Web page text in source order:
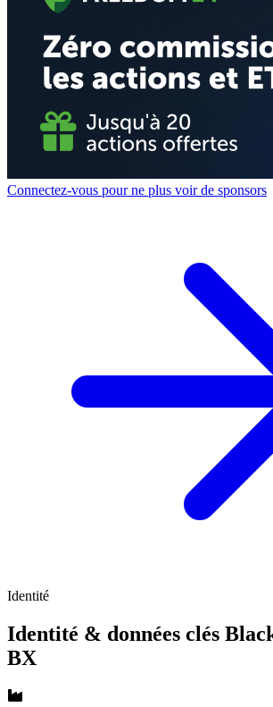
Connectez-vous pour ne plus voir de sponsors
Identité
Identité & données clés
BX